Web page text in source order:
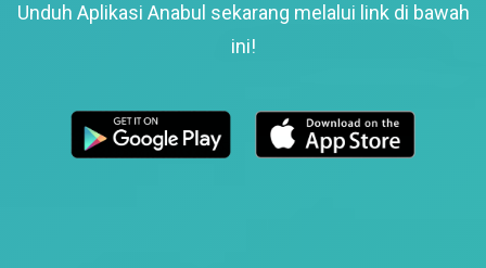
Unduh Aplikasi Anabul sekarang melalui link di bawah
ini!